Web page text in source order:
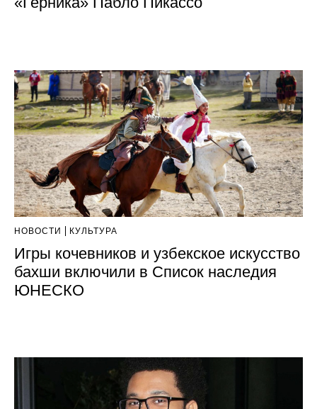
НОВОСТИ КУЛЬТУРА
Игры кочевников и узбекское искусство
бахши включили в Список наследия
ЮНЕСКО